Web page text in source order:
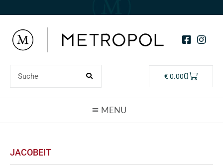
€0.000
JACOBEIT